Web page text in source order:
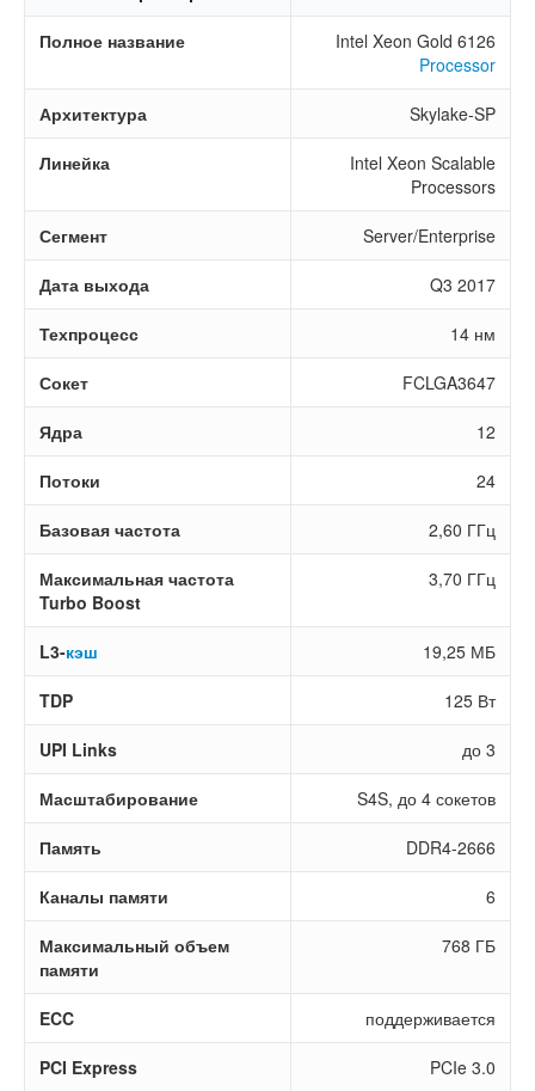
Полное название
Intel Xeon Gold 6126
Processor
Архитектура Skylake-SP
Линейка
Intel Xeon Scalable
Processors
Сегмент Server/Enterprise
Дата выхода Q3 2017
Техпроцесс 14 нм
Сокет FCLGA3647
Ядра 12
Потоки 24
Базовая частота 2,60 ГГц
Максимальная частота
Turbo Boost
3,70 ГГц
L3-кэш 19,25 МБ
TDP 125 Вт
UPI Links до 3
Масштабирование S4S, до 4 сокетов
Память DDR4-2666
Каналы памяти 6
Максимальный объем
памяти
768 ГБ
ECC поддерживается
PCI Express PCIe 3.0